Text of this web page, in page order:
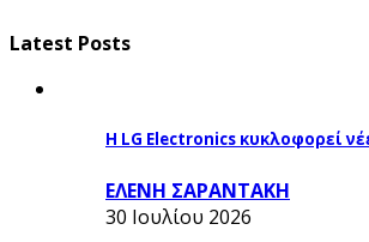
Latest Posts
Η LG Electronics κυκλοφορεί
ΕΛΕΝΗ ΣΑΡΑΝΤΑΚΗ
30 Ιουλίου 2026